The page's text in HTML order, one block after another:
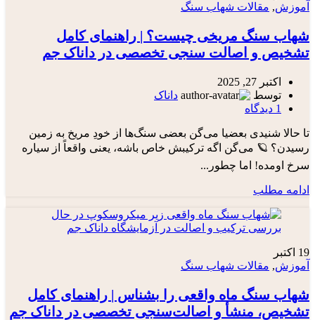
آموزش, مقالات شهاب سنگ
شهاب سنگ مریخی چیست؟ | راهنمای کامل
تشخیص و اصالت سنجی تخصصی در داناک جم
اکتبر 27, 2025
توسط
داناک
1 دیدگاه
تا حالا شنیدی بعضیا می‌گن بعضی سنگ‌ها از خودِ مریخ به زمین
رسیدن؟ 🪐 می‌گن اگه ترکیبش خاص باشه، یعنی واقعاً از سیاره
سرخ اومده! اما چطور...
ادامه مطلب
19 اکتبر
آموزش, مقالات شهاب سنگ
شهاب سنگ ماه واقعی را بشناس | راهنمای کامل
تشخیص، منشأ و اصالت‌سنجی تخصصی در داناک جم